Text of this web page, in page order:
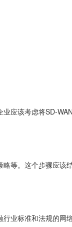
应该考虑将SD-
等。这个步骤应该
业标准和法规的网